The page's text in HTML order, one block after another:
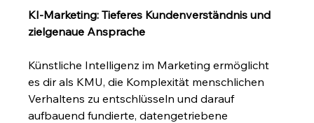
KI-Marketing: Tieferes Kundenverständnis und
zielgenaue Ansprache
Künstliche Intelligenz im Marketing ermöglicht
es dir als KMU, die Komplexität menschlichen
Verhaltens zu entschlüsseln und darauf
aufbauend fundierte, datengetriebene